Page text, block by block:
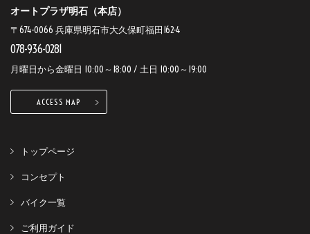
オートプラザ明石（本店）
〒674-0066 兵庫県明石市大久保町福田162-4
078-936-0281
月曜日から金曜日 10:00～18:00 / 土日 10:00～19:00
ACCESS MAP
トップページ
コンセプト
バイク一覧
ご利用ガイド